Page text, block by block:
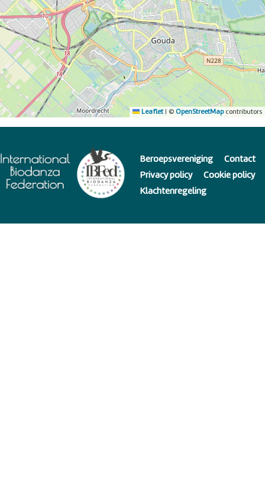
Leaflet © OpenStreetMapcontributors
Beroepsvereniging
Contact
Privacy policy
Cookie policy
Klachtenregeling